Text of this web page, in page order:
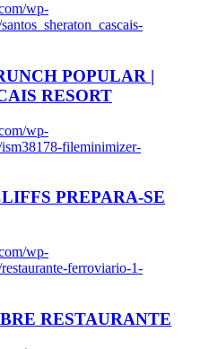
wp-
POPULAR |
RESORT
wp-
fileminimizer-
PREPARA-SE
wp-
ferroviario-1-
RESTAURANTE